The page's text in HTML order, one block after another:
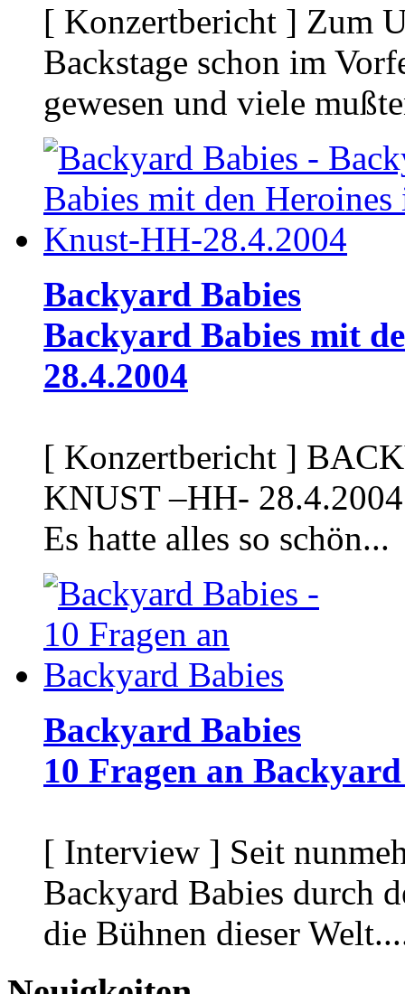
[ Konzertbericht ] Zum
Backstage schon im
gewesen und viele
Backyard Babies
Backyard Babies mit
28.4.2004
[ Konzertbericht ]
KNUST –HH-
Es hatte alles so schön...
Backyard Babies
10 Fragen an
[ Interview ] Seit
Backyard Babies durch
die Bühnen dieser